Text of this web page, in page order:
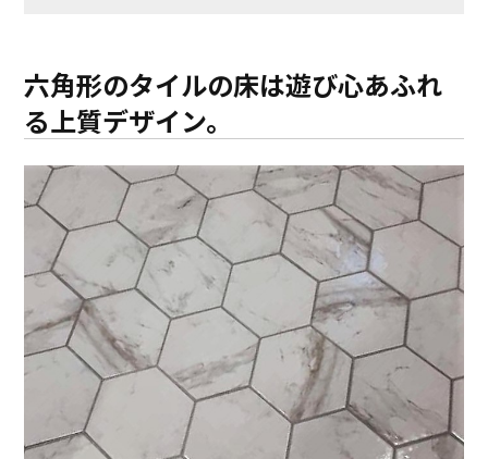
六角形のタイルの床は遊び心あふれ
る上質デザイン。